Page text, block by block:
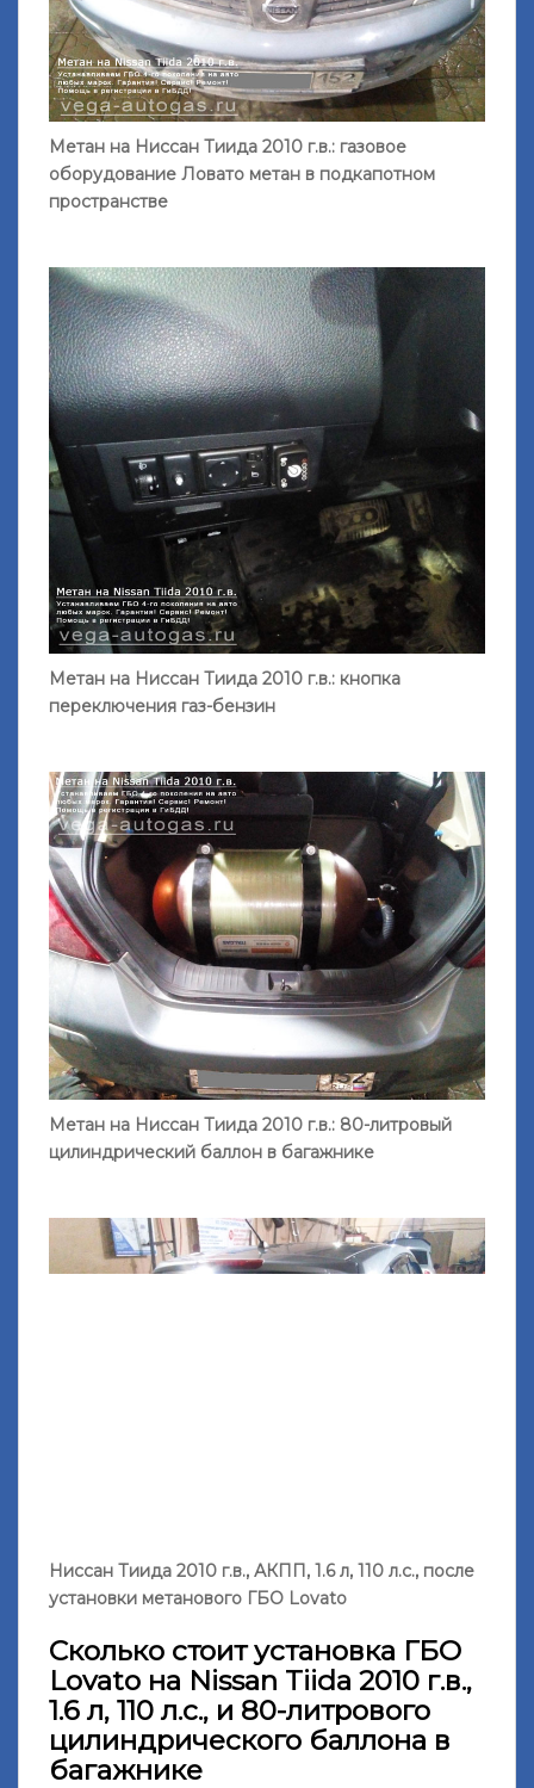
Метан на Ниссан Тиида 2010 г.в.: газовое
оборудование Ловато метан в подкапотном
пространстве
Метан на Ниссан Тиида 2010 г.в.: кнопка
переключения газ-бензин
Метан на Ниссан Тиида 2010 г.в.: 80-литровый
цилиндрический баллон в багажнике
Ниссан Тиида 2010 г.в., АКПП, 1.6 л, 110 л.с., после
установки метанового ГБО Lovato
Сколько стоит установка ГБО
Lovato на Nissan Tiida 2010 г.в.,
1.6 л, 110 л.с., и 80-литрового
цилиндрического баллона в
багажнике